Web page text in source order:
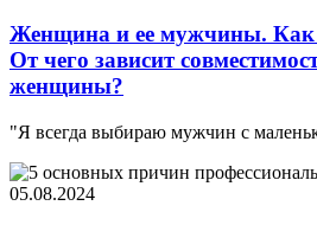
Женщина и ее мужчины.
От чего зависит
женщины?
"Я всегда выбираю мужчин с
05.08.2024